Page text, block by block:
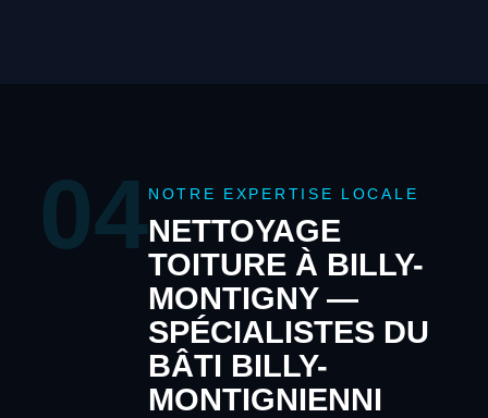
04NOTRE EXPERTISE LOCALE
NETTOYAGE
TOITURE À BILLY-
MONTIGNY —
SPÉCIALISTES DU
BÂTI BILLY-
MONTIGNIENNI